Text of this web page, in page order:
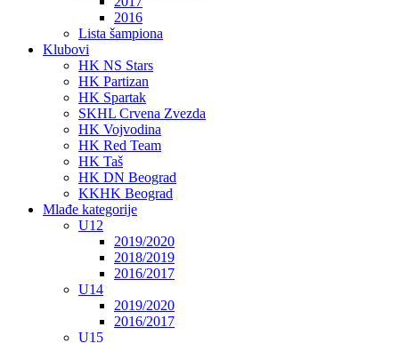
2016
Lista šampiona
Klubovi
HK NS Stars
HK Partizan
HK Spartak
SKHL Crvena Zvezda
HK Vojvodina
HK Red Team
HK Taš
HK DN Beograd
KKHK Beograd
Mlađe kategorije
U12
2019/2020
2018/2019
2016/2017
U14
2019/2020
2016/2017
U15